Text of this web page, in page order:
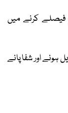
کرنے میں
ہونے اور شفا پانے